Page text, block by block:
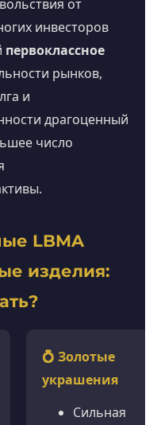
от
инвесторов
первоклассное
рынков,
и
драгоценный
число
LBMA
изделия:
💍 Золотые
украшения
Сильная